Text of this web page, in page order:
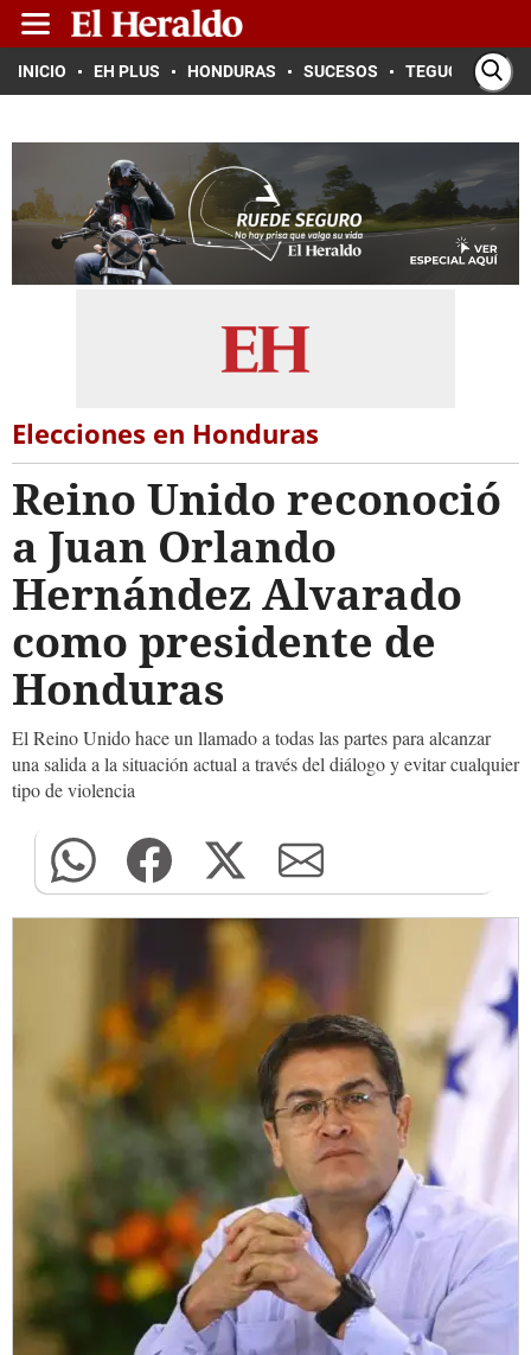
INICIO EH PLUS HONDURAS SUCESOS TEGUCIGALPA
Elecciones en Honduras
Reino Unido reconoció
a Juan Orlando
Hernández Alvarado
como presidente de
Honduras
El Reino Unido hace un llamado a todas las partes para alcanzar
una salida a la situación actual a través del diálogo y evitar cualquier
tipo de violencia